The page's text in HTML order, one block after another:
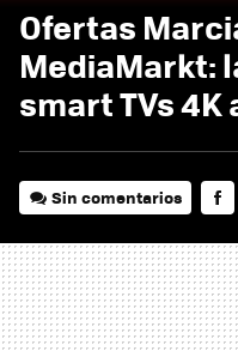
Ofertas
MediaMarkt:
smart TVs
Sin comentarios